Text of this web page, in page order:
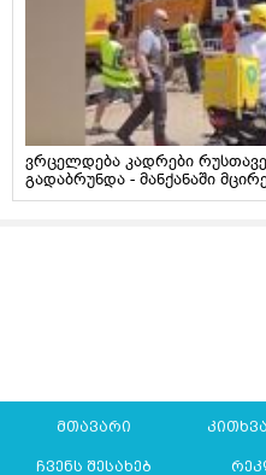
ვრცელდება კადრები
გადაბრუნდა - მანქანაში
მთავარი
ჩვენს შესახებ